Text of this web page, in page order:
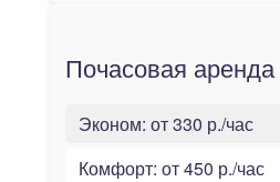
Почасовая аренда
Эконом: от 330 р./час
Комфорт: от 450 р./час